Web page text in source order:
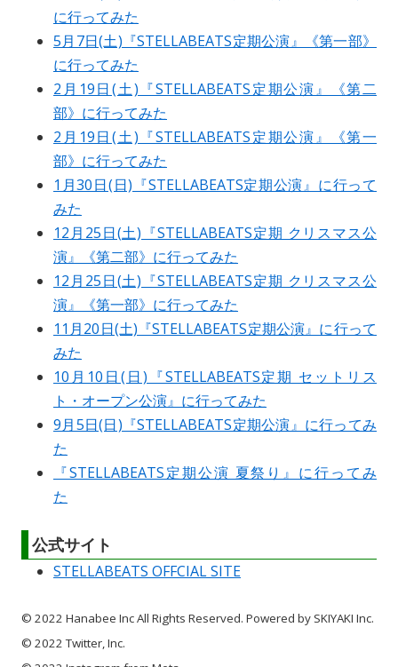
に行ってみた
5月7日(土)『STELLABEATS定期公演』《第一部》
に行ってみた
2月19日(土)『STELLABEATS定期公演』《第二
部》に行ってみた
2月19日(土)『STELLABEATS定期公演』《第一
部》に行ってみた
1月30日(日)『STELLABEATS定期公演』に行って
みた
12月25日(土)『STELLABEATS定期 クリスマス公
演』《第二部》に行ってみた
12月25日(土)『STELLABEATS定期 クリスマス公
演』《第一部》に行ってみた
11月20日(土)『STELLABEATS定期公演』に行って
みた
10月10日(日)『STELLABEATS定期 セットリス
ト・オープン公演』に行ってみた
9月5日(日)『STELLABEATS定期公演』に行ってみ
た
『STELLABEATS定期公演 夏祭り』に行ってみ
た
公式サイト
STELLABEATS OFFCIAL SITE
© 2022 Hanabee Inc All Rights Reserved. Powered by SKIYAKI Inc.
© 2022 Twitter, Inc.